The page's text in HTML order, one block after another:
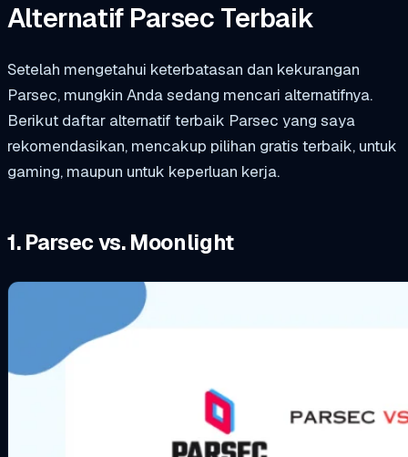
Alternatif Parsec Terbaik
Setelah mengetahui keterbatasan dan kekurangan
Parsec, mungkin Anda sedang mencari alternatifnya.
Berikut daftar alternatif terbaik Parsec yang saya
rekomendasikan, mencakup pilihan gratis terbaik, untuk
gaming, maupun untuk keperluan kerja.
1. Parsec vs. Moonlight